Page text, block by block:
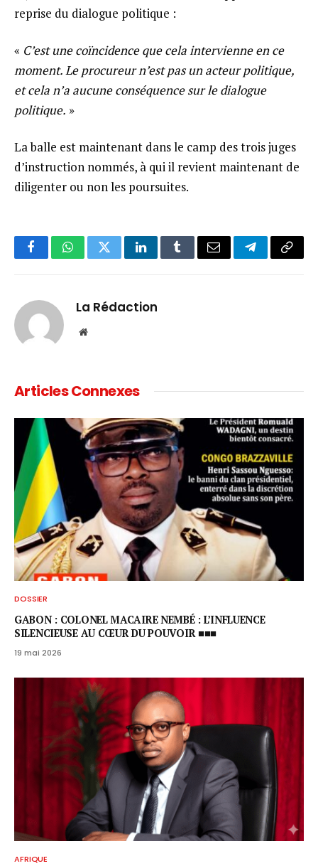
reprise du dialogue politique :
« C’est une coïncidence que cela intervienne en ce
moment. Le procureur n’est pas un acteur politique,
et cela n’a aucune conséquence sur le dialogue
politique. »
La balle est maintenant dans le camp des trois juges
d’instruction nommés, à qui il revient maintenant de
diligenter ou non les poursuites.
FacebookWhatsAppTwitterLinkedInTumblrEmail TelegramCopy
La Rédaction
Website
Articles Connexes
DOSSIER
GABON : COLONEL MACAIRE NEMBÉ : L’INFLUENCE
SILENCIEUSE AU CŒUR DU POUVOIR ■■■
19 mai 2026
AFRIQUE